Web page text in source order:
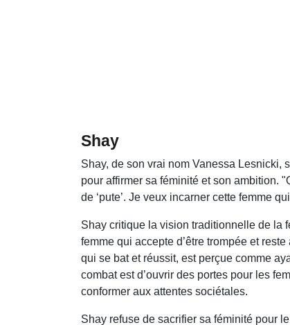
Shay
Shay, de son vrai nom Vanessa Lesnicki,
pour affirmer sa féminité et son ambition.
de ‘pute’. Je veux incarner cette femme
Shay critique la vision traditionnelle de la
femme qui accepte d’être trompée et
qui se bat et réussit, est perçue comme
combat est d’ouvrir des portes pour les
conformer aux attentes sociétales.
Shay refuse de sacrifier sa féminité pour